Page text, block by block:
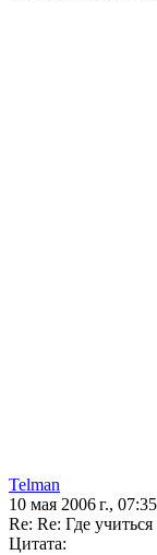
Telman
10 мая 2006 г.,
Re: Re: Где
Цитата: